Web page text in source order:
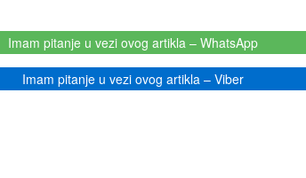
Imam pitanje u vezi ovog artikla – WhatsApp
Imam pitanje u vezi ovog artikla – Viber